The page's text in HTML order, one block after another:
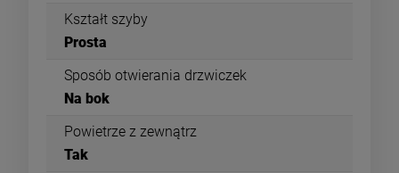
Kształt szyby
Prosta
Sposób otwierania drzwiczek
Na bok
Powietrze z zewnątrz
Tak